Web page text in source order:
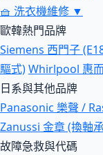
🧺 洗衣機維修 ▼
歐韓熱門品牌
Siemens 西門子
驅式)Whirlpool 惠
日系與其他品牌
Panasonic 樂聲 /
Zanussi 金章 (換軸
故障急救與代碼